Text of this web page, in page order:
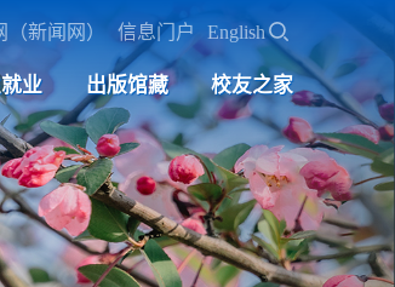
（新闻网） 信息门户 English
业 出版馆藏 校友之家